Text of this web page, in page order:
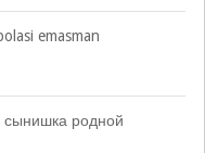
emasman
родной